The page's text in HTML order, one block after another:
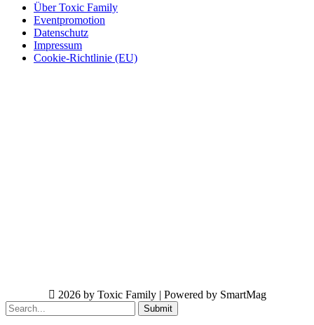
Über Toxic Family
Eventpromotion
Datenschutz
Impressum
Cookie-Richtlinie (EU)
2026 by Toxic Family | Powered by SmartMag
Submit